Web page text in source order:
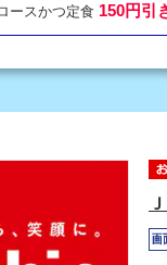
ースかつ定食 150円引